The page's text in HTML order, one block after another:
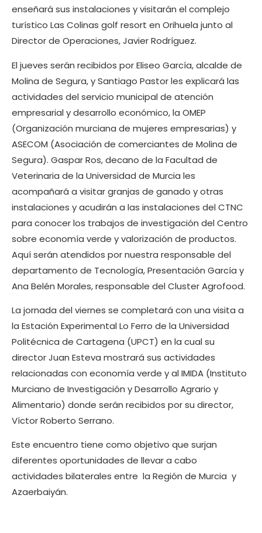
enseñará sus instalaciones y visitarán el complejo
turístico Las Colinas golf resort en Orihuela junto al
Director de Operaciones, Javier Rodríguez.
El jueves serán recibidos por Eliseo García, alcalde de
Molina de Segura, y Santiago Pastor les explicará las
actividades del servicio municipal de atención
empresarial y desarrollo económico, la OMEP
(Organización murciana de mujeres empresarias) y
ASECOM (Asociación de comerciantes de Molina de
Segura). Gaspar Ros, decano de la Facultad de
Veterinaria de la Universidad de Murcia les
acompañará a visitar granjas de ganado y otras
instalaciones y acudirán a las instalaciones del CTNC
para conocer los trabajos de investigación del Centro
sobre economía verde y valorización de productos.
Aquí serán atendidos por nuestra responsable del
departamento de Tecnología, Presentación García y
Ana Belén Morales, responsable del Cluster Agrofood.
La jornada del viernes se completará con una visita a
la Estación Experimental Lo Ferro de la Universidad
Politécnica de Cartagena (UPCT) en la cual su
director Juan Esteva mostrará sus actividades
relacionadas con economía verde y al IMIDA (Instituto
Murciano de Investigación y Desarrollo Agrario y
Alimentario) donde serán recibidos por su director,
Víctor Roberto Serrano.
Este encuentro tiene como objetivo que surjan
diferentes oportunidades de llevar a cabo
actividades bilaterales entre la Región de Murcia y
Azaerbaiyán.